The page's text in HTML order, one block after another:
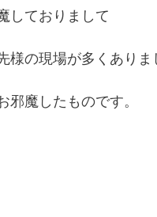
しておりまして
の現場が多くありま
邪魔したものです。